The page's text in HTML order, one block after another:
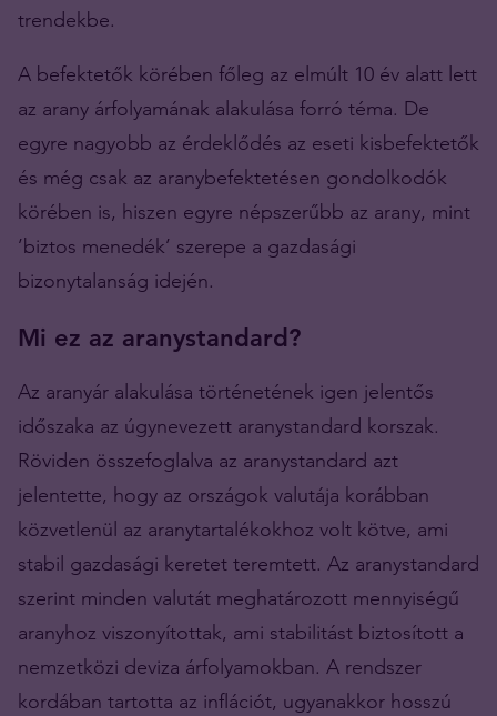
trendekbe.
A befektetők körében főleg az elmúlt 10 év alatt lett
az arany árfolyamának alakulása forró téma. De
egyre nagyobb az érdeklődés az eseti kisbefektetők
és még csak az aranybefektetésen gondolkodók
körében is, hiszen egyre népszerűbb az arany, mint
’biztos menedék’ szerepe a gazdasági
bizonytalanság idején.
Mi ez az aranystandard?
Az aranyár alakulása történetének igen jelentős
időszaka az úgynevezett aranystandard korszak.
Röviden összefoglalva az aranystandard azt
jelentette, hogy az országok valutája korábban
közvetlenül az aranytartalékokhoz volt kötve, ami
stabil gazdasági keretet teremtett. Az aranystandard
szerint minden valutát meghatározott mennyiségű
aranyhoz viszonyítottak, ami stabilitást biztosított a
nemzetközi deviza árfolyamokban. A rendszer
kordában tartotta az inflációt, ugyanakkor hosszú